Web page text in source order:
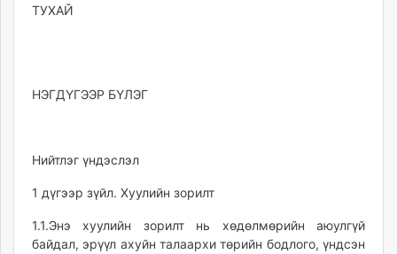
ТУХАЙ
НЭГДҮГЭЭР БҮЛЭГ
Нийтлэг үндэслэл
1 дүгээр зүйл. Хуулийн зорилт
1.1.Энэ хуулийн зорилт нь хөдөлмөрийн аюулгүй
байдал, эрүүл ахуйн талаархи төрийн бодлого, үндсэн